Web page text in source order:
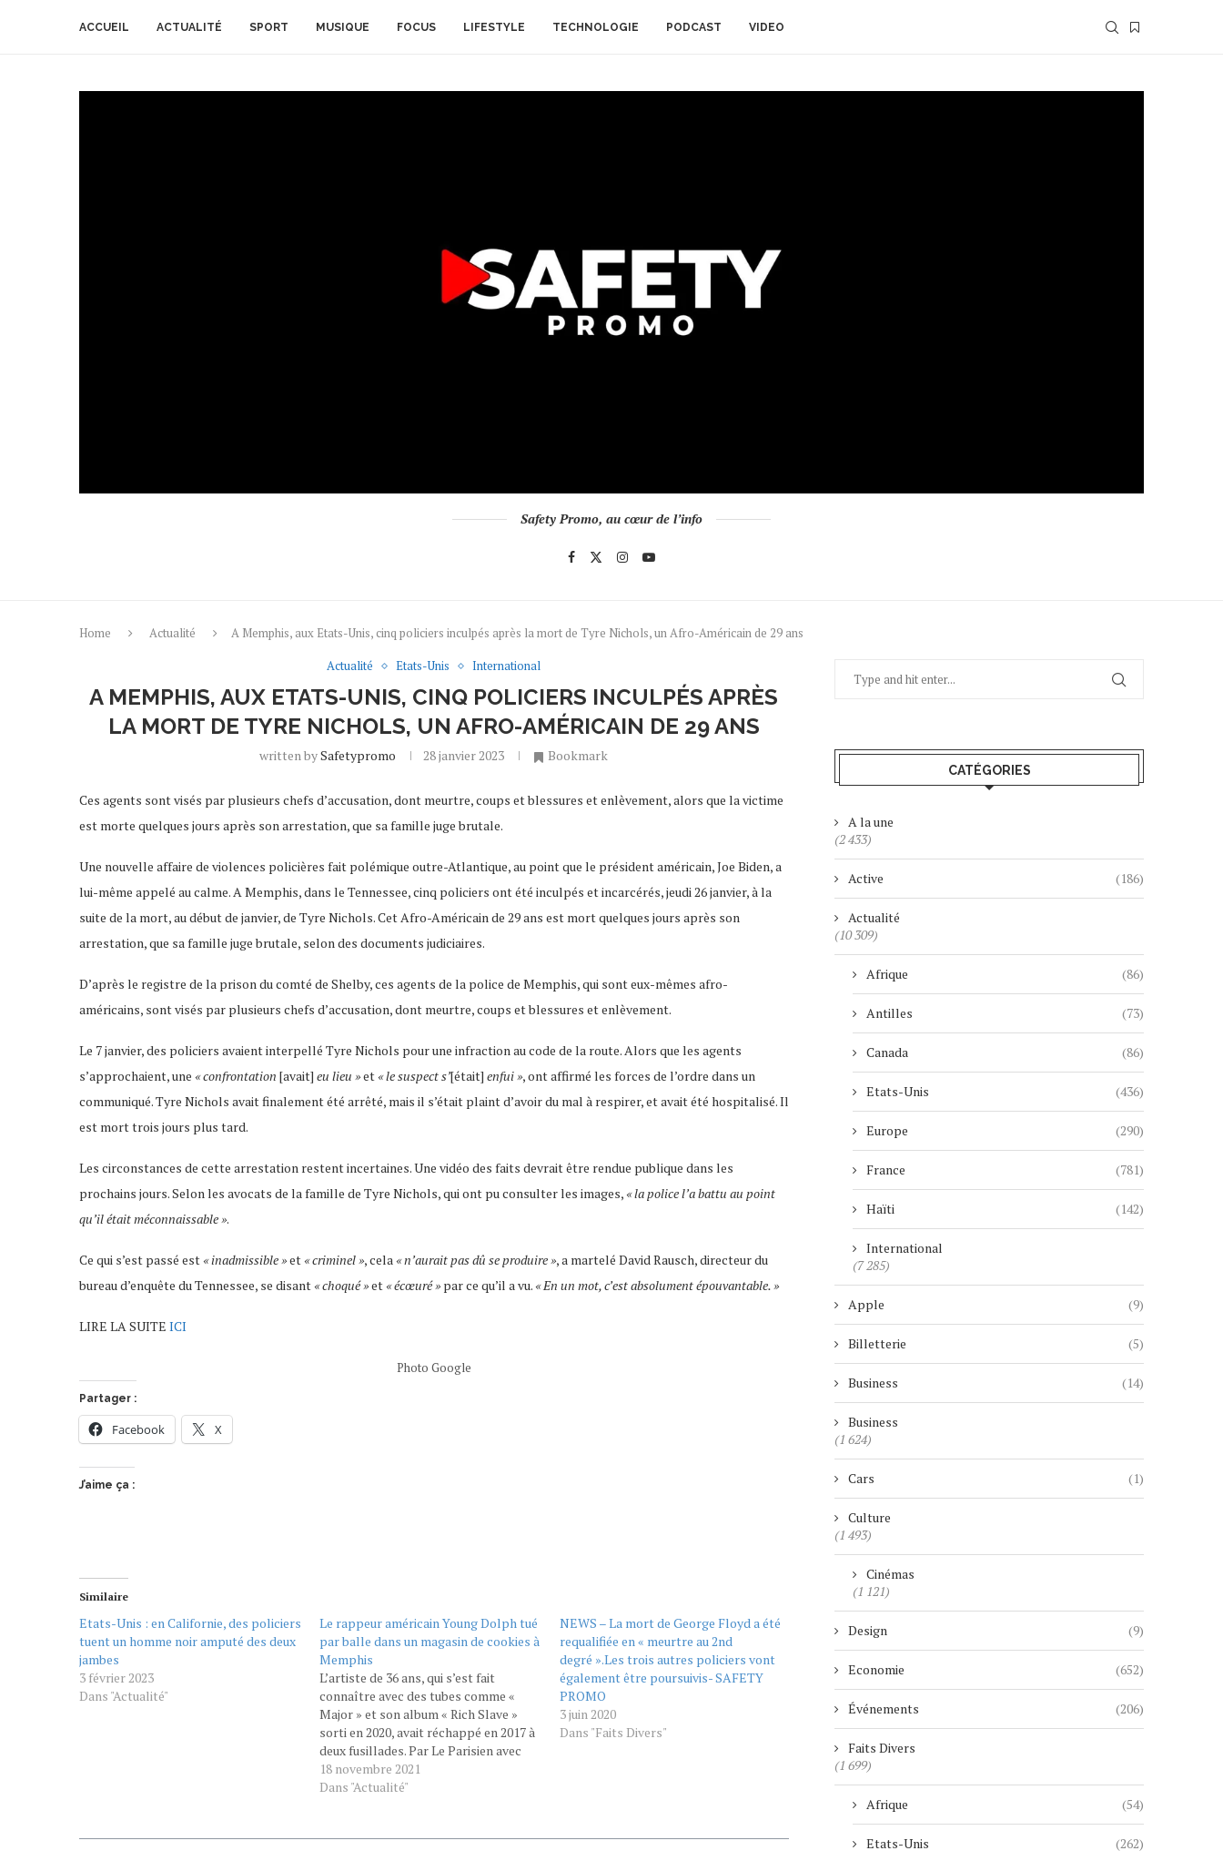
ACCUEIL ACTUALITÉ SPORT MUSIQUE FOCUS LIFESTYLE TECHNOLOGIE PODCAST VIDEO
Safety Promo, au cœur de l’info
Home Actualité
A Memphis, aux Etats-Unis, cinq policiers inculpés après la mort de Tyre Nichols, un Afro-Américain de 29 ans
Actualité
Etats-Unis International
A MEMPHIS, AUX ETATS-UNIS, CINQ POLICIERS INCULPÉS APRÈS
LA MORT DE TYRE NICHOLS, UN AFRO-AMÉRICAIN DE 29 ANS
written bySafetypromo 28 janvier 2023 Bookmark
Ces agents sont visés par plusieurs chefs d’accusation, dont meurtre, coups et blessures et enlèvement, alors que la victime
est morte quelques jours après son arrestation, que sa famille juge brutale.
Une nouvelle affaire de violences policières fait polémique outre-Atlantique, au point que le président américain, Joe Biden, a
lui-même appelé au calme. A Memphis, dans le Tennessee, cinq policiers ont été inculpés et incarcérés, jeudi 26 janvier, à la
suite de la mort, au début de janvier, de Tyre Nichols. Cet Afro-Américain de 29 ans est mort quelques jours après son
arrestation, que sa famille juge brutale, selon des documents judiciaires.
D’après le registre de la prison du comté de Shelby, ces agents de la police de Memphis, qui sont eux-mêmes afro-
américains, sont visés par plusieurs chefs d’accusation, dont meurtre, coups et blessures et enlèvement.
Le 7 janvier, des policiers avaient interpellé Tyre Nichols pour une infraction au code de la route. Alors que les agents
s’approchaient, une « confrontation [avait] eu lieu »et« le suspect s’[était] enfui », ont affirmé les forces de l’ordre dans un
communiqué. Tyre Nichols avait finalement été arrêté, mais il s’était plaint d’avoir du mal à respirer, et avait été hospitalisé. Il
est mort trois jours plus tard.
Les circonstances de cette arrestation restent incertaines. Une vidéo des faits devrait être rendue publique dans les
prochains jours. Selon les avocats de la famille de Tyre Nichols, qui ont pu consulter les images,« la police l’a battu au point
qu’il était méconnaissable ».
Ce qui s’est passé est« inadmissible »et« criminel », cela« n’aurait pas dû se produire », a martelé David Rausch, directeur du
bureau d’enquête du Tennessee, se disant« choqué »et« écœuré »par ce qu’il a vu.« En un mot, c’est absolument épouvantable. »
LIRE LA SUITE ICI
Photo Google
Partager :
Facebook X
J’aime ça :
Similaire
Etats-Unis : en Californie, des policiers
tuent un homme noir amputé des deux
jambes
3 février 2023
Dans "Actualité"
Le rappeur américain Young Dolph tué
par balle dans un magasin de cookies à
Memphis
L’artiste de 36 ans, qui s’est fait
connaître avec des tubes comme «
Major » et son album « Rich Slave »
sorti en 2020, avait réchappé en 2017 à
deux fusillades. Par Le Parisien avec
AFP Le 18 novembre 2021 à 09h37
Le rappeur américain Young Dolph a
18 novembre 2021
Dans "Actualité"
NEWS – La mort de George Floyd a été
requalifiée en « meurtre au 2nd
degré ».Les trois autres policiers vont
également être poursuivis- SAFETY
PROMO
3 juin 2020
Dans "Faits Divers"
CATÉGORIES
A la une
(2 433)
Active (186)
Actualité
(10 309)
Afrique (86)
Antilles (73)
Canada (86)
Etats-Unis (436)
Europe (290)
France (781)
Haïti (142)
International
(7 285)
Apple (9)
Billetterie (5)
Business (14)
Business
(1 624)
Cars (1)
Culture
(1 493)
Cinémas
(1 121)
Design (9)
Economie (652)
Événements (206)
Faits Divers
(1 699)
Afrique (54)
Etats-Unis (262)